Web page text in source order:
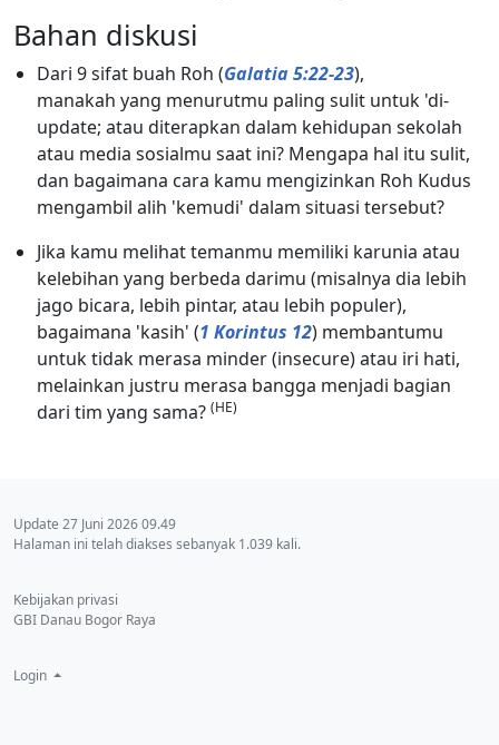
Bahan diskusi
Dari 9 sifat buah Roh (Galatia 5:22-23),
manakah yang menurutmu paling sulit untuk 'di-
update; atau diterapkan dalam kehidupan sekolah
atau media sosialmu saat ini? Mengapa hal itu sulit,
dan bagaimana cara kamu mengizinkan Roh Kudus
mengambil alih 'kemudi' dalam situasi tersebut?
Jika kamu melihat temanmu memiliki karunia atau
kelebihan yang berbeda darimu (misalnya dia lebih
jago bicara, lebih pintar, atau lebih populer),
bagaimana 'kasih' (1 Korintus 12) membantumu
untuk tidak merasa minder (insecure) atau iri hati,
melainkan justru merasa bangga menjadi bagian
dari tim yang sama? (HE)
Update 27 Juni 2026 09.49
Halaman ini telah diakses sebanyak 1.039 kali.
Kebijakan privasi
GBI Danau Bogor Raya
Login